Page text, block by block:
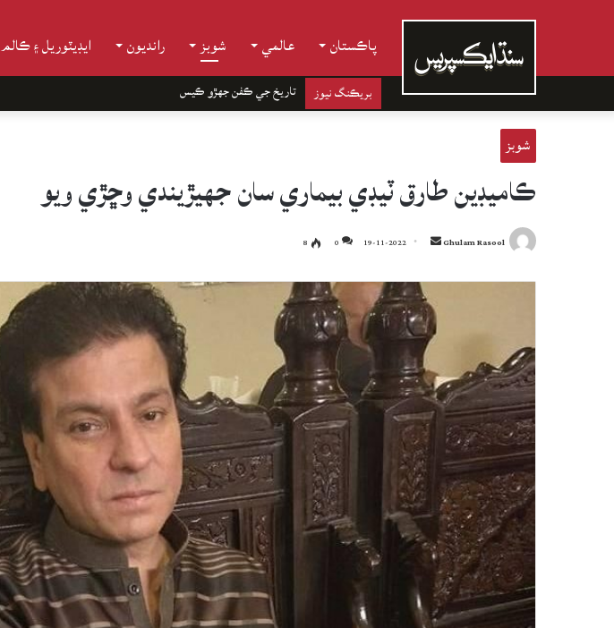
پاڪستان عالمي شوبز رانديون ايڊيٽوريل ۽ ڪالم
بريڪنگ نيوز تاريخ جي ڪفن جھڙو ڪيس
شوبز
ڪاميڊين طارق ٽيڊي بيماري سان جهيڙيندي وڇڙي ويو
Ghulam Rasool
Send
email
19-11-2022
0
8